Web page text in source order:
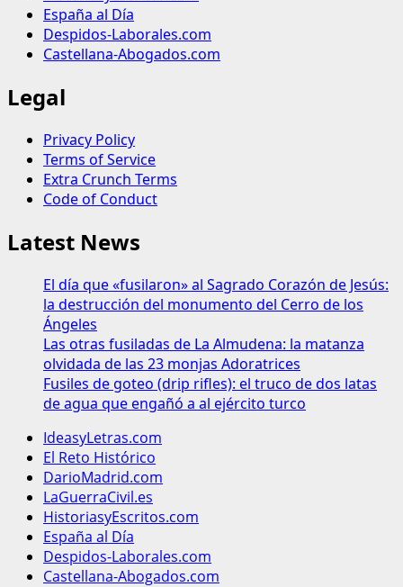
España al Día
Despidos-Laborales.com
Castellana-Abogados.com
Legal
Privacy Policy
Terms of Service
Extra Crunch Terms
Code of Conduct
Latest News
El día que «fusilaron» al Sagrado Corazón de Jesús:
la destrucción del monumento del Cerro de los
Ángeles
Las otras fusiladas de La Almudena: la matanza
olvidada de las 23 monjas Adoratrices
Fusiles de goteo (drip rifles): el truco de dos latas
de agua que engañó a al ejército turco
IdeasyLetras.com
El Reto Histórico
DarioMadrid.com
LaGuerraCivil.es
HistoriasyEscritos.com
España al Día
Despidos-Laborales.com
Castellana-Abogados.com